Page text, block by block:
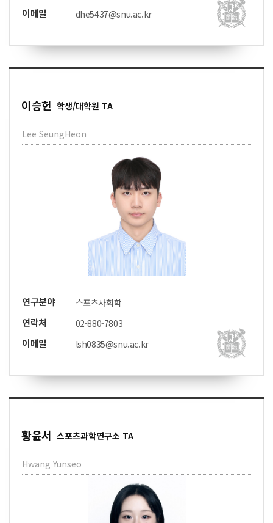
이메일 dhe5437@snu.ac.kr
이승헌 학생/대학원 TA
Lee SeungHeon
연구분야 스포츠사회학
연락처 02-880-7803
이메일 lsh0835@snu.ac.kr
황윤서 스포츠과학연구소 TA
Hwang Yunseo